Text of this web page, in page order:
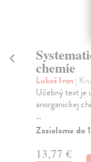
chemie
Lukeš Ivan |
Učebný text je
anorganickej
...
Zasielame do
13,77 €